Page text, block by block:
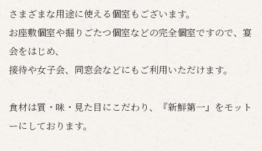
さまざまな用途に使える個室もございます。
お座敷個室や掘りごたつ個室などの完全個室ですので、宴
会をはじめ、
接待や女子会、同窓会などにもご利用いただけます。
食材は質・味・見た目にこだわり、『新鮮第一』をモット
ーにしております。